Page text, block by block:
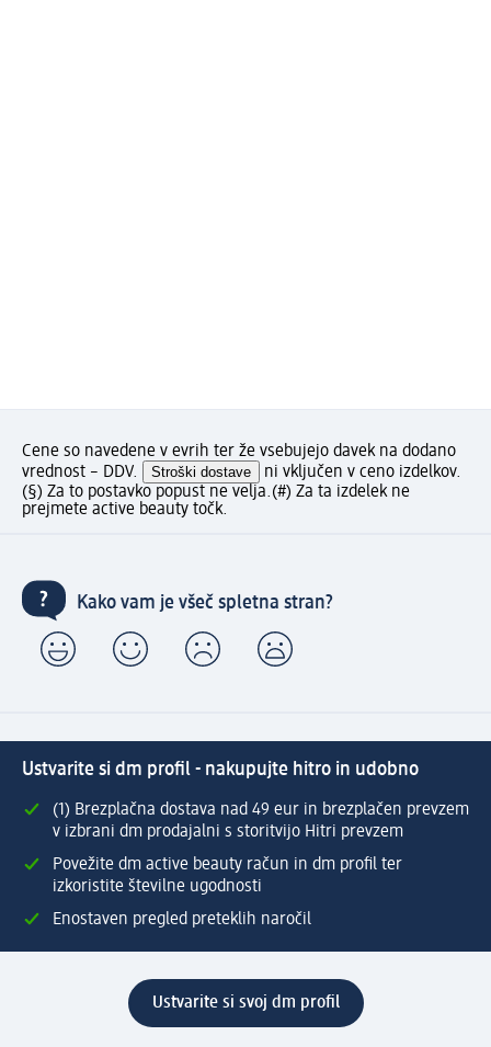
Cene so navedene v evrih ter že vsebujejo davek na dodano
vrednost – DDV.
Stroški dostave
ni vključen v ceno izdelkov.
(§) Za to postavko popust ne velja.(#) Za ta izdelek ne
prejmete active beauty točk.
Kako vam je všeč spletna stran?
Ustvarite si dm profil - nakupujte hitro in udobno
(1) Brezplačna dostava nad 49 eur in brezplačen prevzem
v izbrani dm prodajalni s storitvijo Hitri prevzem
Povežite dm active beauty račun in dm profil ter
izkoristite številne ugodnosti
Enostaven pregled preteklih naročil
Ustvarite si svoj dm profil